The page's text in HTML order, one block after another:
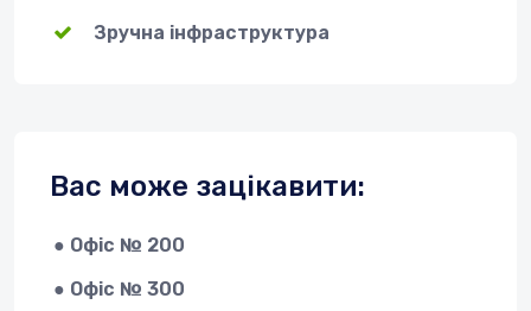
Зручна інфраструктура
Вас може зацікавити:
● Офіс № 200
● Офіс № 300